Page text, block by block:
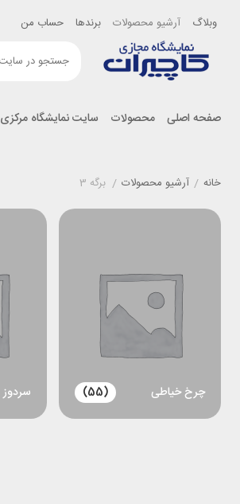
وبلاگ آرشیو محصولات برندها حساب من
صفحه اصلی محصولات سایت نمایشگاه مرکزی
خانه / آرشیو محصولات / برگه 3
چرخ خیاطی (55) سردوز